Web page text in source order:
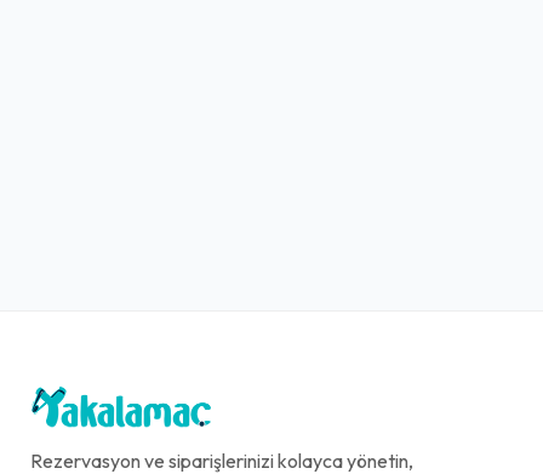
Rezervasyon ve siparişlerinizi kolayca yönetin,